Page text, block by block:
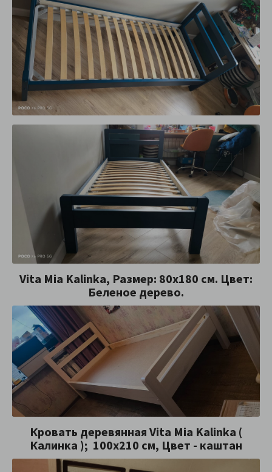
Vita Mia Kalinka, Размер: 80x180 см. Цвет:
Беленое дерево.
Кровать деревянная Vita Mia Kalinka (
Калинка ); 100x210 см, Цвет - каштан